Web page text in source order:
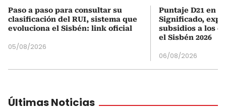
Paso a paso para consultar su
clasificación del RUI, sistema que
evoluciona el Sisbén: link oficial
05/08/2026
Puntaje D21 en
Significado,
subsidios a los
el Sisbén 2026
06/08/2026
Últimas Noticias